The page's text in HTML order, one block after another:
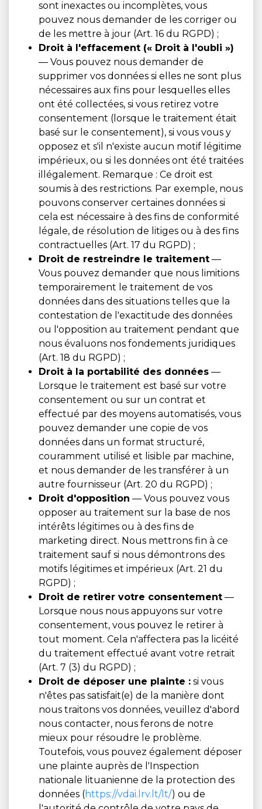
sont inexactes ou incomplètes, vous
pouvez nous demander de les corriger ou
de les mettre à jour (Art. 16 du RGPD) ;
Droit à l'effacement (« Droit à l'oubli »)
— Vous pouvez nous demander de
supprimer vos données si elles ne sont plus
nécessaires aux fins pour lesquelles elles
ont été collectées, si vous retirez votre
consentement (lorsque le traitement était
basé sur le consentement), si vous vous y
opposez et s'il n'existe aucun motif légitime
impérieux, ou si les données ont été traitées
illégalement. Remarque : Ce droit est
soumis à des restrictions. Par exemple, nous
pouvons conserver certaines données si
cela est nécessaire à des fins de conformité
légale, de résolution de litiges ou à des fins
contractuelles (Art. 17 du RGPD) ;
Droit de restreindre le traitement —
Vous pouvez demander que nous limitions
temporairement le traitement de vos
données dans des situations telles que la
contestation de l'exactitude des données
ou l'opposition au traitement pendant que
nous évaluons nos fondements juridiques
(Art. 18 du RGPD) ;
Droit à la portabilité des données —
Lorsque le traitement est basé sur votre
consentement ou sur un contrat et
effectué par des moyens automatisés, vous
pouvez demander une copie de vos
données dans un format structuré,
couramment utilisé et lisible par machine,
et nous demander de les transférer à un
autre fournisseur (Art. 20 du RGPD) ;
Droit d'opposition — Vous pouvez vous
opposer au traitement sur la base de nos
intérêts légitimes ou à des fins de
marketing direct. Nous mettrons fin à ce
traitement sauf si nous démontrons des
motifs légitimes et impérieux (Art. 21 du
RGPD) ;
Droit de retirer votre consentement —
Lorsque nous nous appuyons sur votre
consentement, vous pouvez le retirer à
tout moment. Cela n'affectera pas la licéité
du traitement effectué avant votre retrait
(Art. 7 (3) du RGPD) ;
Droit de déposer une plainte : si vous
n'êtes pas satisfait(e) de la manière dont
nous traitons vos données, veuillez d'abord
nous contacter, nous ferons de notre
mieux pour résoudre le problème.
Toutefois, vous pouvez également déposer
une plainte auprès de l'Inspection
nationale lituanienne de la protection des
données (https://vdai.lrv.lt/lt/) ou de